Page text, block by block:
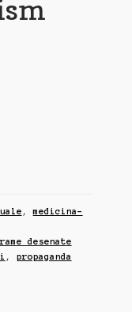
,medicina-
desenate
, propaganda